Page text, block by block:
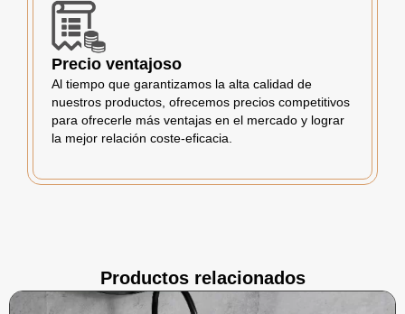
Precio ventajoso
Al tiempo que garantizamos la alta calidad de
nuestros productos, ofrecemos precios competitivos
para ofrecerle más ventajas en el mercado y lograr
la mejor relación coste-eficacia.
Productos relacionados